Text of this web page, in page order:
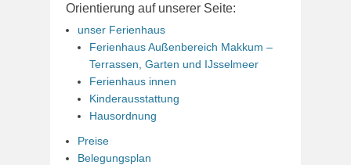
Orientierung auf unserer Seite:
unser Ferienhaus
Ferienhaus Außenbereich Makkum –
Terrassen, Garten und IJsselmeer
Ferienhaus innen
Kinderausstattung
Hausordnung
Preise
Belegungsplan